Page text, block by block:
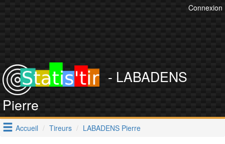
Connexion
- LABADENS
Pierre
Accueil Tireurs LABADENS Pierre